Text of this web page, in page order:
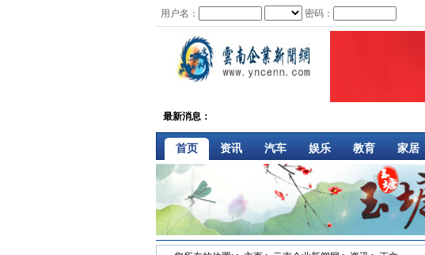
用户名： 密码：
最新消息：
首页 资讯 汽车 娱乐 教育 家居